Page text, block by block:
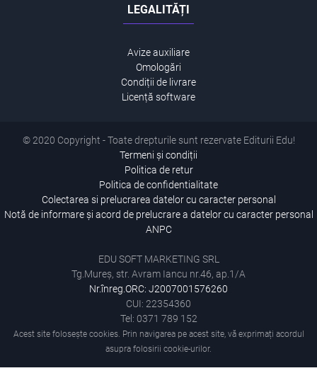
LEGALITĂȚI
Avize auxiliare
Omologări
Condiții de livrare
Licență software
© 2020 Copyright - Toate drepturile sunt rezervate Editurii Edu!
Termeni și condiții
Politica de retur
Politica de confidentialitate
Colectarea si prelucrarea datelor cu caracter personal
Notă de informare și acord de prelucrare a datelor cu caracter personal
ANPC
EDU SOFT MARKETING SRL
Tg.Mureș, str. Avram Iancu nr.46, ap.1/A
Nr.înreg.ORC: J2007001576260
CUI: 22354360
Tel: 0371 789 152
Acest site folosește cookies. Prin navigarea pe acest site, vă exprimați acordul
asupra folosirii cookie-urilor.